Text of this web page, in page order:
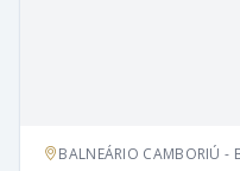
BALNEÁRIO CAMBORIÚ -